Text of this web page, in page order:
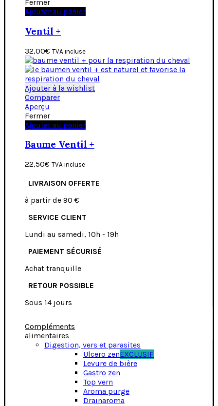
Fermer
Ajouter au panier
Ventil +
32,00€ TVA incluse
Ajouter à la wishlist
Comparer
Aperçu
Fermer
Ajouter au panier
Baume Ventil +
22,50€ TVA incluse
LIVRAISON OFFERTE
à partir de 90 €
SERVICE CLIENT
Lundi au samedi, 10h - 19h
PAIEMENT SÉCURISÉ
Achat tranquille
RETOUR POSSIBLE
Sous 14 jours
Compléments
alimentaires
Digestion, vers et parasites
Ulcero zenEXCLUSIF
Levure de bière
Gastro zen
Top vern
Aroma purge
Drainaroma